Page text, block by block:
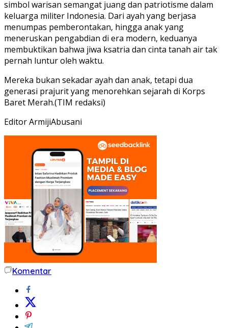
simbol warisan semangat juang dan patriotisme dalam
keluarga militer Indonesia. Dari ayah yang berjasa
menumpas pemberontakan, hingga anak yang
meneruskan pengabdian di era modern, keduanya
membuktikan bahwa jiwa ksatria dan cinta tanah air tak
pernah luntur oleh waktu.
Mereka bukan sekadar ayah dan anak, tetapi dua
generasi prajurit yang menorehkan sejarah di Korps
Baret Merah.(TIM redaksi)
Editor ArmijiAbusani
Komentar